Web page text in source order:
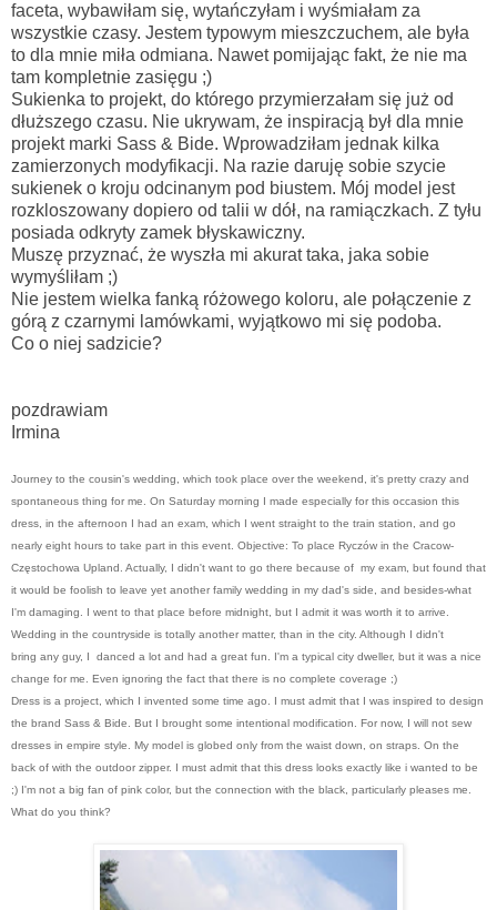
faceta, wybawiłam się, wytańczyłam i wyśmiałam za
wszystkie czasy. Jestem typowym mieszczuchem, ale była
to dla mnie miła odmiana. Nawet pomijając fakt, że nie ma
tam kompletnie zasięgu ;)
Sukienka to projekt, do którego przymierzałam się już od
dłuższego czasu. Nie ukrywam, że inspiracją był dla mnie
projekt marki Sass & Bide. Wprowadziłam jednak kilka
zamierzonych modyfikacji. Na razie daruję sobie szycie
sukienek o kroju odcinanym pod biustem. Mój model jest
rozkloszowany dopiero od talii w dół, na ramiączkach. Z tyłu
posiada odkryty zamek błyskawiczny.
Muszę przyznać, że wyszła mi akurat taka, jaka sobie
wymyśliłam ;)
Nie jestem wielka fanką różowego koloru, ale połączenie z
górą z czarnymi lamówkami, wyjątkowo mi się podoba.
Co o niej sadzicie?
pozdrawiam
Irmina
Journey to the cousin's wedding, which took place over the weekend, it's pretty crazy and
spontaneous thing for me. On Saturday morning I made especially for this occasion this
dress, in the afternoon I had an exam, which I went straight to the train station, and go
nearly eight hours to take part in this event. Objective: To place Ryczów in the Cracow-
Częstochowa Upland. Actually, I didn't want to go there because of my exam, but found that
it would be foolish to leave yet another family wedding in my dad's side, and besides-what
I'm damaging. I went to that place before midnight, but I admit it was worth it to arrive.
Wedding in the countryside is totally another matter, than in the city. Although I didn't
bring any guy, I danced a lot and had a great fun. I'm a typical city dweller, but it was a nice
change for me. Even ignoring the fact that there is no complete coverage ;)
Dress is a project, which I invented some time ago. I must admit that I was inspired to design
the brand Sass & Bide. But I brought some intentional modification. For now, I will not sew
dresses in empire style. My model is globed only from the waist down, on straps. On the
back of with the outdoor zipper. I must admit that this dress looks exactly like i wanted to be
;) I'm not a big fan of pink color, but the connection with the black, particularly pleases me.
What do you think?